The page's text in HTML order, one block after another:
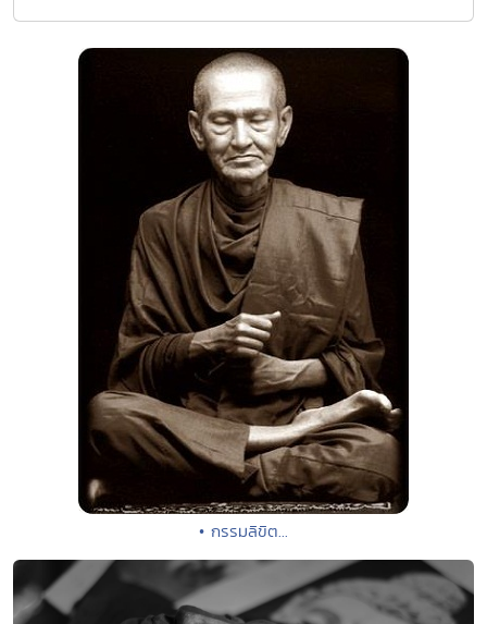
• กรรมลิขิต...